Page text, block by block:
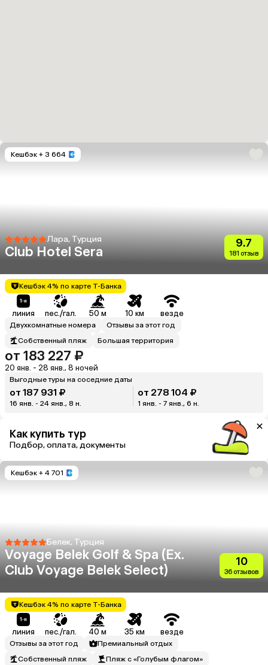
Кешбэк + 3 664
Лара, Турция
Club Hotel Sera
9.7
181 отзыв
Кешбэк 4% по карте Т-Банка
линия пес./гал. 50 м 10 км везде
Двухкомнатные номера
Отзывы за этот год
Собственный пляж
Большая территория
от 183 227 ₽
20 янв. - 28 янв., 8 ночей
Выгодные туры на соседние даты
от 187 931 ₽
16 янв. - 24 янв., 8 н.
от 278 104 ₽
1 янв. - 7 янв., 6 н.
Как купить тур
Подбор, оплата, документы
Кешбэк + 4 701
Белек, Турция
Voyage Belek Golf & Spa (Ex.
Club Voyage Belek Select)
10
36 отзывов
Кешбэк 4% по карте Т-Банка
линия пес./гал. 40 м 35 км везде
Отзывы за этот год
Премиальный отдых
Собственный пляж
Пляж с «Голубым флагом»